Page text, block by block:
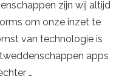
zijn wij altijd
om onze inzet te
van technologie is
apps
…